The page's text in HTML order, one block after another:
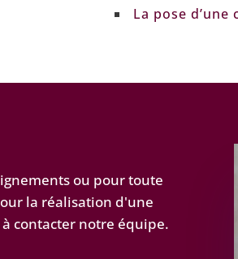
La pose d’une
ou pour toute
la réalisation d'une
contacter notre équipe.